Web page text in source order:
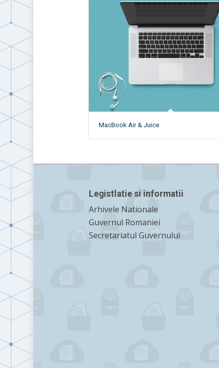
MacBook Air & Juice
Legistlatie si informatii
Arhivele Nationale
Guvernul Romaniei
Secretariatul Guvernului